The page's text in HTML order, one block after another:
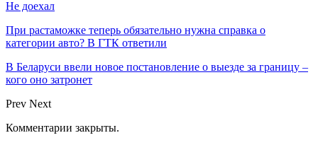
Не доехал
При растаможке теперь обязательно нужна справка о
категории авто? В ГТК ответили
В Беларуси ввели новое постановление о выезде за границу –
кого оно затронет
Prev Next
Комментарии закрыты.